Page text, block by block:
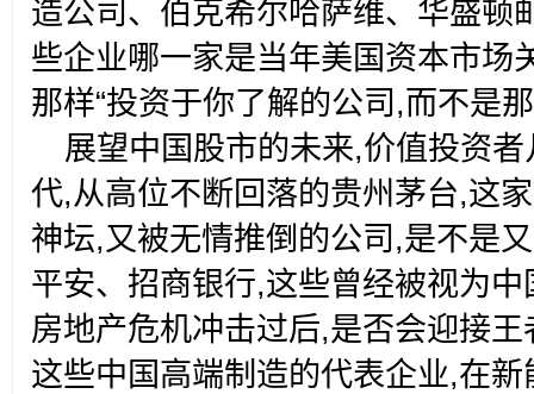
造公司、伯克希尔哈萨维、华盛顿
些企业哪一家是当年美国资本市场
那样“投资于你了解的公司,而不是
展望中国股市的未来,价值投资
代,从高位不断回落的贵州茅台,这
神坛,又被无情推倒的公司,是不是
平安、招商银行,这些曾经被视为
房地产危机冲击过后,是否会迎接
这些中国高端制造的代表企业,在